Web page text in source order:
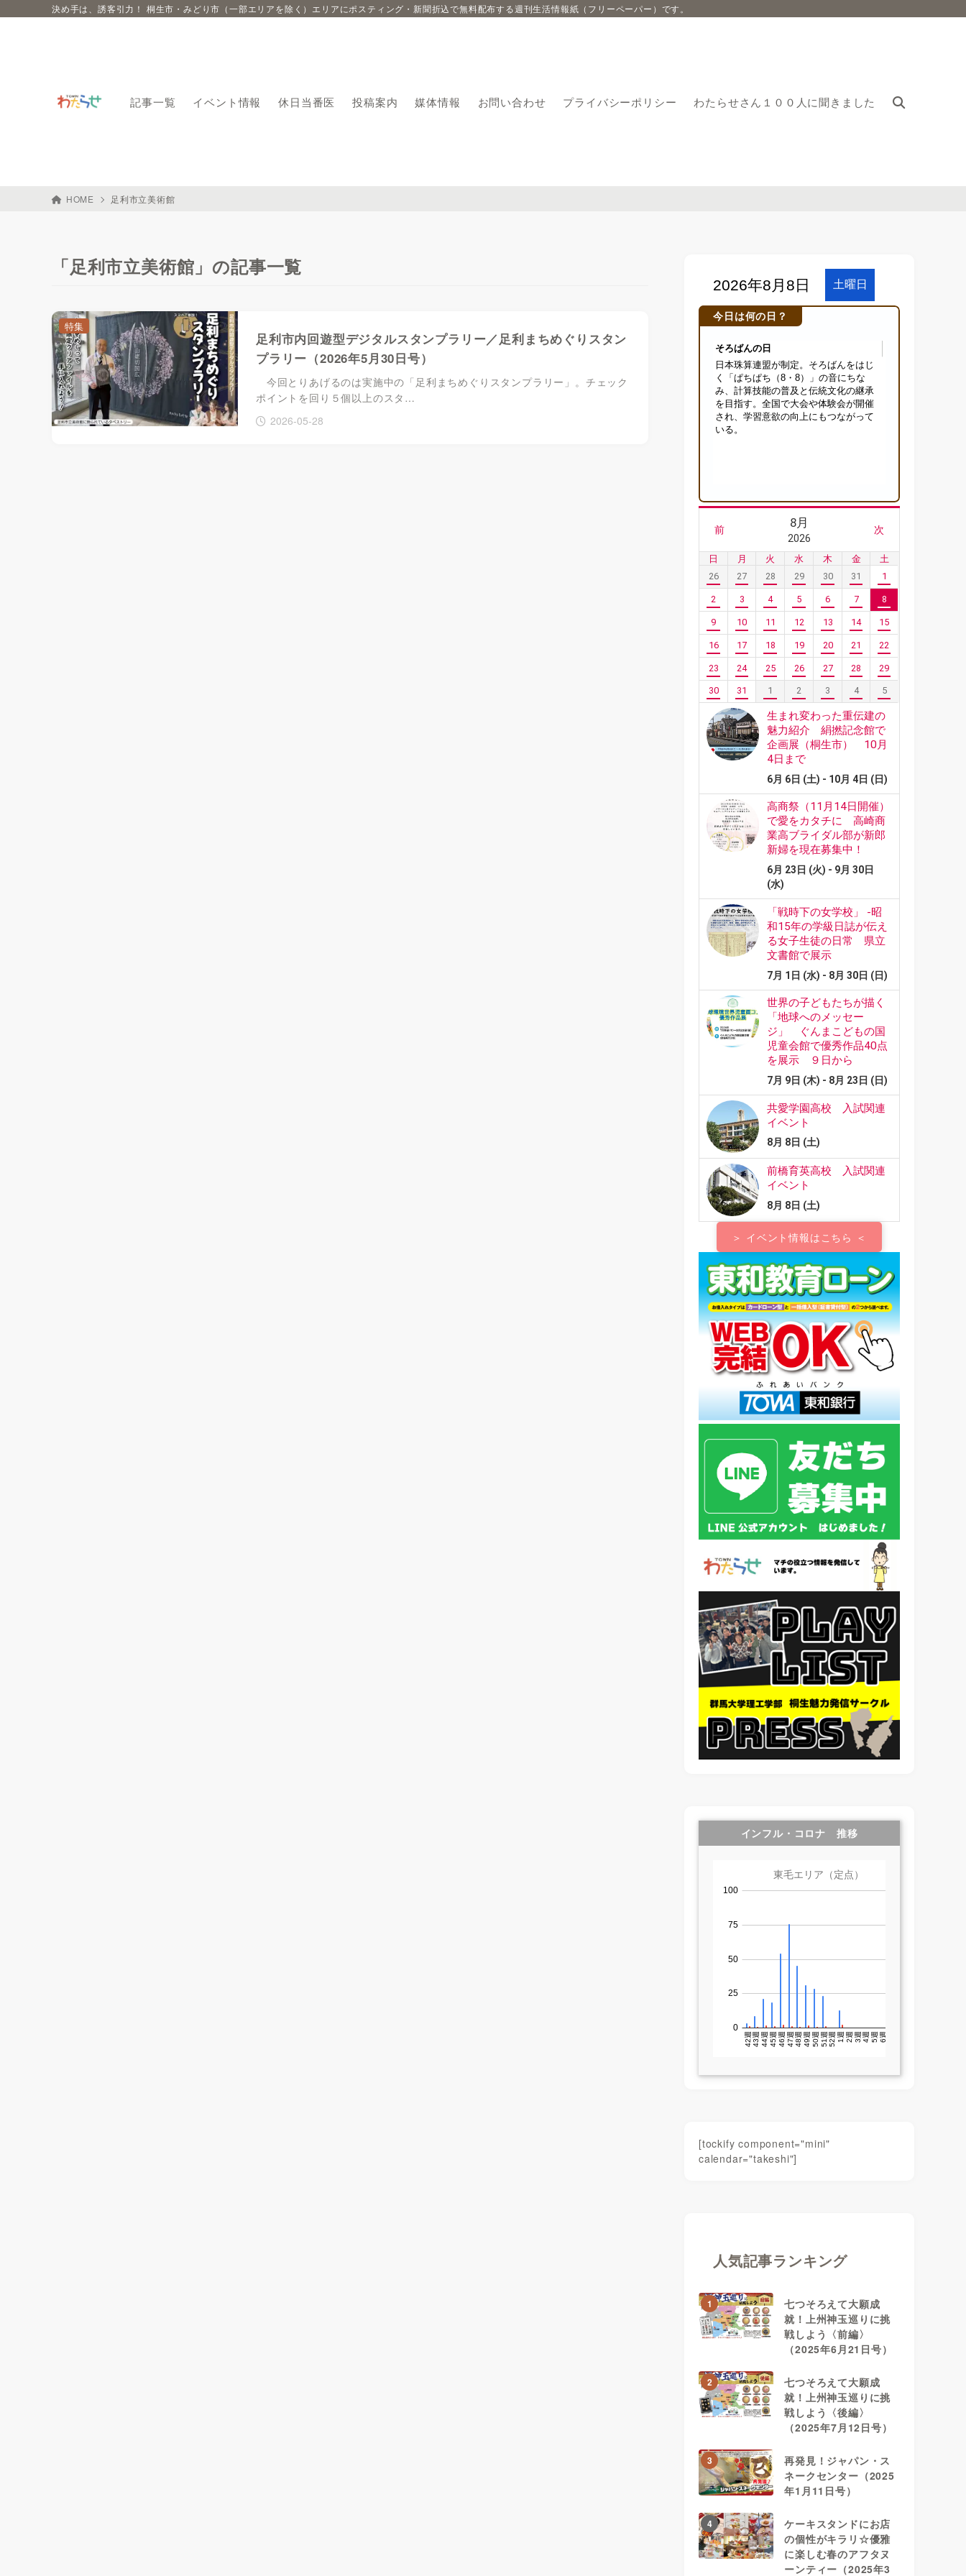
決め手は、誘客引力！ 桐生市・みどり市（一部エリアを除く）エリアにポスティング・新聞折込で無料配布する週刊生活情報紙（フリーペーパー）です。
記事一覧 イベント情報 休日当番医 投稿案内 媒体情報 お問い合わせ プライバシーポリシー わたらせさん１００人に聞きました
HOME 足利市立美術館
「足利市立美術館」の記事一覧
足利市内回遊型デジタルスタンプラリー／足利まちめぐりスタン
プラリー（2026年5月30日号）
今回とりあげるのは実施中の「足利まちめぐりスタンプラリー」。チェック
ポイントを回り５個以上のスタ…
2026-05-28
特集
今日は何の日？
＞ イベント情報はこちら ＜
インフル・コロナ 推移
[tockify component="mini"
calendar="takeshi"]
人気記事ランキング
1
七つそろえて大願成
就！上州神玉巡りに挑
戦しよう〈前編〉
（2025年6月21日号）
2
七つそろえて大願成
就！上州神玉巡りに挑
戦しよう〈後編〉
（2025年7月12日号）
3
再発見！ジャパン・ス
ネークセンター（2025
年1月11日号）
4
ケーキスタンドにお店
の個性がキラリ☆優雅
に楽しむ春のアフタヌ
ーンティー（2025年3